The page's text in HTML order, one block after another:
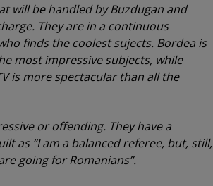
will be handled by Buzdugan and
They are in a continuous
finds the coolest sujects. Bordea is
most impressive subjects, while
is more spectacular than all the
or offending. They have a
as “I am a balanced referee, but, still,
going for Romanians”.